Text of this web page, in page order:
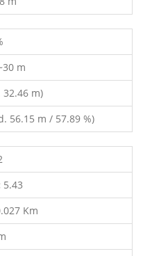
m
m)
56.15 m / 57.89 %)
5.43
Km